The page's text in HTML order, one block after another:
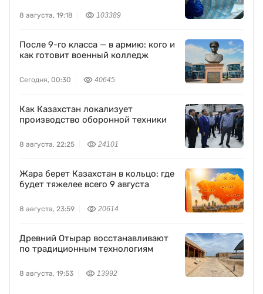
8 августа, 19:18 103389
После 9-го класса — в армию: кого и
как готовит военный колледж
Сегодня, 00:30 40645
Как Казахстан локализует
производство оборонной техники
8 августа, 22:25 24101
Жара берет Казахстан в кольцо: где
будет тяжелее всего 9 августа
8 августа, 23:59 20614
Древний Отырар восстанавливают
по традиционным технологиям
8 августа, 19:53 13992